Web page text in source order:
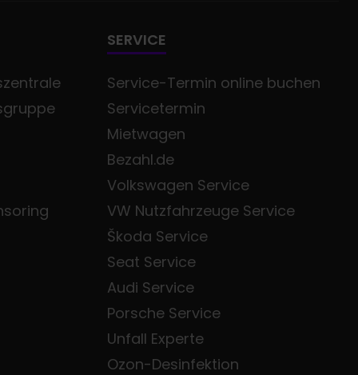
SERVICE
Service-Termin online buchen
Servicetermin
Mietwagen
Bezahl.de
Volkswagen Service
VW Nutzfahrzeuge Service
Škoda Service
Seat Service
Audi Service
Porsche Service
Unfall Experte
Ozon-Desinfektion